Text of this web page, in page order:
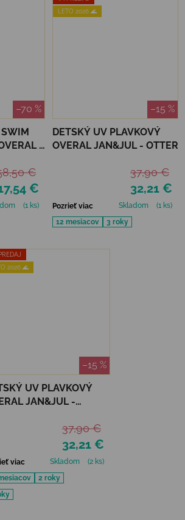
–70 %
-
€
€
(1 ks)
LETO 2026 🌊
–15 %
DETSKÝ UV PLAVKOVÝ
OVERAL JAN&JUL - OTTER
32,21 €
37,90 €
Pozrieť viac Skladom
(1 ks)
12 mesiacov
3 roky
2026 🌊
–15 %
UV PLAVKOVÝ
JAN&JUL -
32,21 €
37,90 €
viac Skladom
(2 ks)
2 roky